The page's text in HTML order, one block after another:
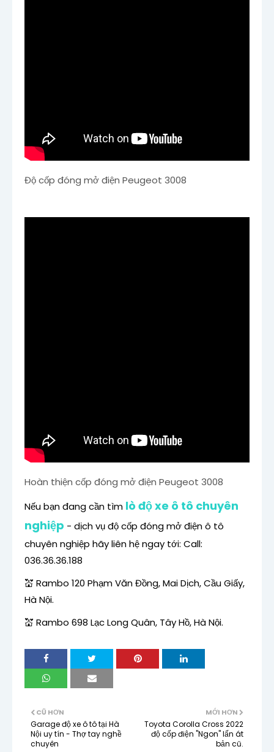
Độ cốp đóng mở điện Peugeot 3008
Hoàn thiện cốp đóng mở điện Peugeot 3008
Nếu bạn đang cần tìm lò độ xe ô tô chuyên
nghiệp - dịch vụ độ cốp đóng mở điện ô tô
chuyên nghiệp hãy liên hệ ngay tới: Call:
036.36.36.188
💒 Rambo 120 Phạm Văn Đồng, Mai Dịch, Cầu Giấy,
Hà Nội.
💒 Rambo 698 Lạc Long Quân, Tây Hồ, Hà Nội.
MỚI HƠN
Toyota Corolla Cross 2022
độ cốp điện "Ngon" lấn át
bản cũ.
CŨ HƠN
Garage độ xe ô tô tại Hà
Nội uy tín - Thợ tay nghề
chuyên